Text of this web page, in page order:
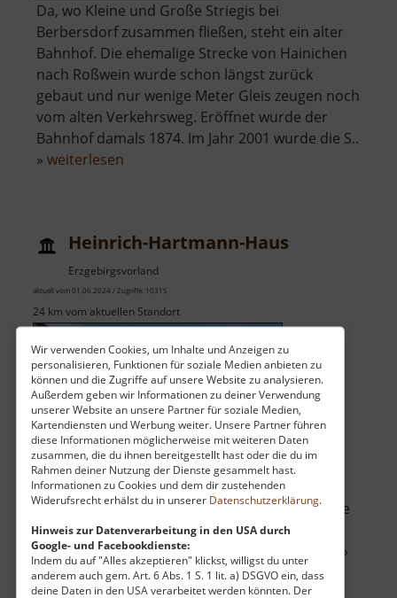
Wir verwenden Cookies, um Inhalte und Anzeigen zu
personalisieren, Funktionen für soziale Medien anbieten zu
können und die Zugriffe auf unsere Website zu analysieren.
Außerdem geben wir Informationen zu deiner Verwendung
unserer Website an unsere Partner für soziale Medien,
Kartendiensten und Werbung weiter. Unsere Partner führen
diese Informationen möglicherweise mit weiteren Daten
zusammen, die du ihnen bereitgestellt hast oder die du im
Rahmen deiner Nutzung der Dienste gesammelt hast.
Informationen zu Cookies und dem dir zustehenden
Widerufsrecht erhälst du in unserer Datenschutzerklärung.
Hinweis zur Datenverarbeitung in den USA durch
Google- und Facebookdienste:
Indem du auf "Alles akzeptieren" klickst, willigst du unter
anderem auch gem. Art. 6 Abs. 1 S. 1 lit. a) DSGVO ein, dass
deine Daten in den USA verarbeitet werden könnten. Der
Da, wo Kleine und Große Striegis bei
Berbersdorf zusammen fließen, steht ein alter
Bahnhof. Die ehemalige Strecke von Hainichen
nach Roßwein wurde schon längst zurück
gebaut und nur wenige Meter Gleis zeugen noch
vom alten Verkehrsweg. Eröffnet wurde der
Bahnhof damals 1874. Im Jahr 2001 wurde die S..
» weiterlesen
Heinrich-Hartmann-Haus
Erzgebirgsvorland
aktuell vom 01.06.2024 / Zugriffe: 10315
24 km vom aktuellen Standort
Im Jahr 2004 wurde das Heinrich-Hartmann-
Haus neu erbaut. Hier erwarten den Besucher
ständig wechselnde Ausstellungen und laden
ihn auf eine künstlerische Reise ein. Neben
Malereien und Grafiken werden auch Exponate
anderer Bereiche präsentiert. Es finden
wöchentlich Mal- und Zeichenzirkel statt. Un.. »
weiterlesenüber
Heinrich-